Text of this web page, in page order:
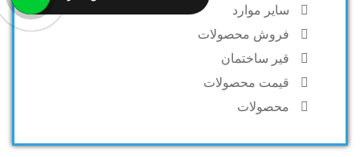
سایر موارد
فروش محصولات
قیر ساختمان
قیمت محصولات
محصولات